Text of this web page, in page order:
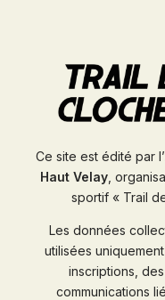
Ce site est édité par l’
Haut Velay,
sportif « Trail
Les données
utilisées
inscriptions,
communications